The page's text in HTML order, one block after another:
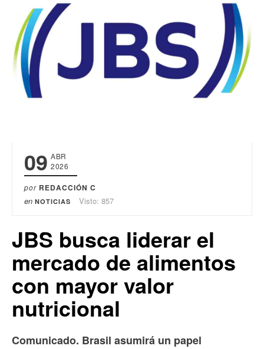
09 ABR
2026
por REDACCIÓN C
en NOTICIAS Visto: 857
JBS busca liderar el
mercado de alimentos
con mayor valor
nutricional
Comunicado. Brasil asumirá un papel